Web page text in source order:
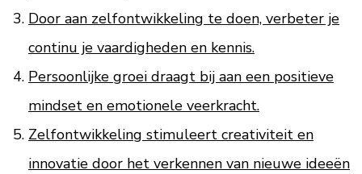
Door aan zelfontwikkeling te doen, verbeter je
continu je vaardigheden en kennis.
Persoonlijke groei draagt bij aan een positieve
mindset en emotionele veerkracht.
Zelfontwikkeling stimuleert creativiteit en
innovatie door het verkennen van nieuwe ideeën